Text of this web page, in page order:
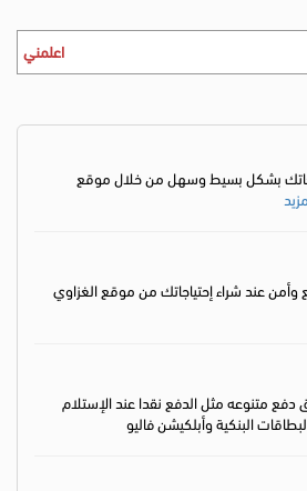
اعلمني
بشكل بسيط وسهل من خلال موقع
وأمن عند شراء إحتياجاتك من موقع الغزاوي
دفع متنوعه مثل الدفع نقدا عند الإستلام
البنكية وأبلكيشن فاليو